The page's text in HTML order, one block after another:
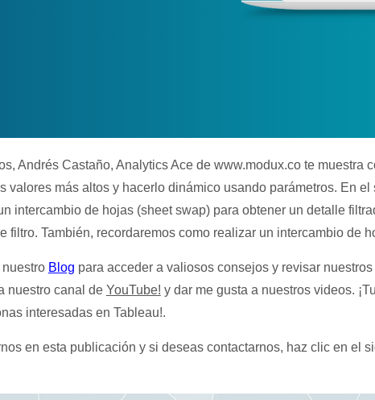
Andrés Castaño, Analytics Ace de www.modux.co te muestra
valores más altos y hacerlo dinámico usando parámetros. En el
intercambio de hojas (sheet swap) para obtener un detalle
filtro. También, recordaremos como realizar un intercambio de
Blog para acceder a valiosos consejos y revisar nuestros
nuestro canal de YouTube! y dar me gusta a nuestros videos.
interesadas en Tableau!.
en esta publicación y si deseas contactarnos, haz clic en el